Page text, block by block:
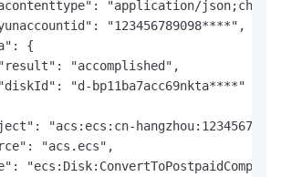
"application/
"123456789098****",
{
"accomplished",
"d-bp11ba7acc69nkta****"
"acs:ecs:cn-
"acs.ecs",